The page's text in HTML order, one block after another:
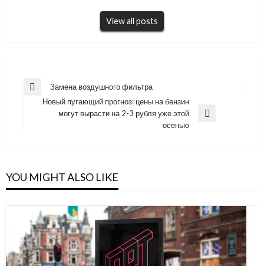
View all posts
Навигация
записям
Previous
Замена воздушного фильтра
Новый пугающий прогноз: цены на бензин
могут вырасти на 2-3 рубля уже этой
осенью
YOU MIGHT ALSO LIKE